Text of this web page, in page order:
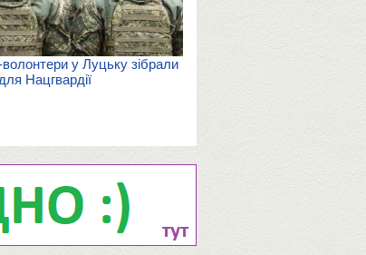
у Луцьку зібрали
Нацгвардії